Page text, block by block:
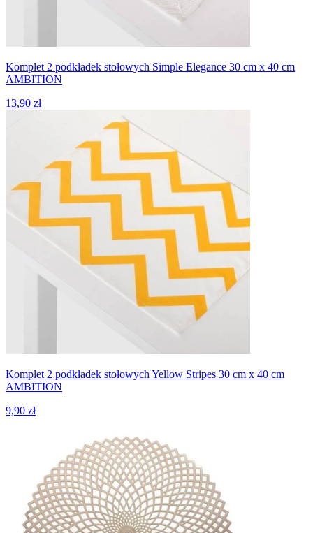
Komplet 2 podkładek stołowych Simple Elegance 30 cm x 40 cm
AMBITION
13,90 zł
Komplet 2 podkładek stołowych Yellow Stripes 30 cm x 40 cm
AMBITION
9,90 zł